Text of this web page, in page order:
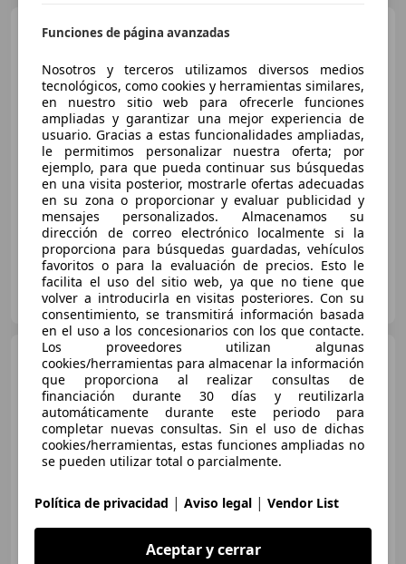
Toyota Yaris
€ 22.000
Sincomparación
09/2025 4.155 km
Electro/Gasolina
85 kW (116 CV)
NIMOCASION.ES
ES-18014 GRANADA
Toyota Yaris 120H 1.5 Active
Plus
€ 21.650 1
Sincomparación
09/2025 4.666 km
Electro/Gasolina
85 kW (116 CV)
Funciones de página avanzadas
Nosotros y terceros utilizamos diversos medios
tecnológicos, como cookies y herramientas similares,
en nuestro sitio web para ofrecerle funciones
ampliadas y garantizar una mejor experiencia de
usuario. Gracias a estas funcionalidades ampliadas,
le permitimos personalizar nuestra oferta; por
ejemplo, para que pueda continuar sus búsquedas
en una visita posterior, mostrarle ofertas adecuadas
en su zona o proporcionar y evaluar publicidad y
mensajes personalizados. Almacenamos su
dirección de correo electrónico localmente si la
proporciona para búsquedas guardadas, vehículos
favoritos o para la evaluación de precios. Esto le
facilita el uso del sitio web, ya que no tiene que
volver a introducirla en visitas posteriores. Con su
consentimiento, se transmitirá información basada
en el uso a los concesionarios con los que contacte.
Los proveedores utilizan algunas
cookies/herramientas para almacenar la información
que proporciona al realizar consultas de
financiación durante 30 días y reutilizarla
automáticamente durante este periodo para
completar nuevas consultas. Sin el uso de dichas
cookies/herramientas, estas funciones ampliadas no
se pueden utilizar total o parcialmente.
Política de privacidad | Aviso legal | Vendor List
Aceptar y cerrar